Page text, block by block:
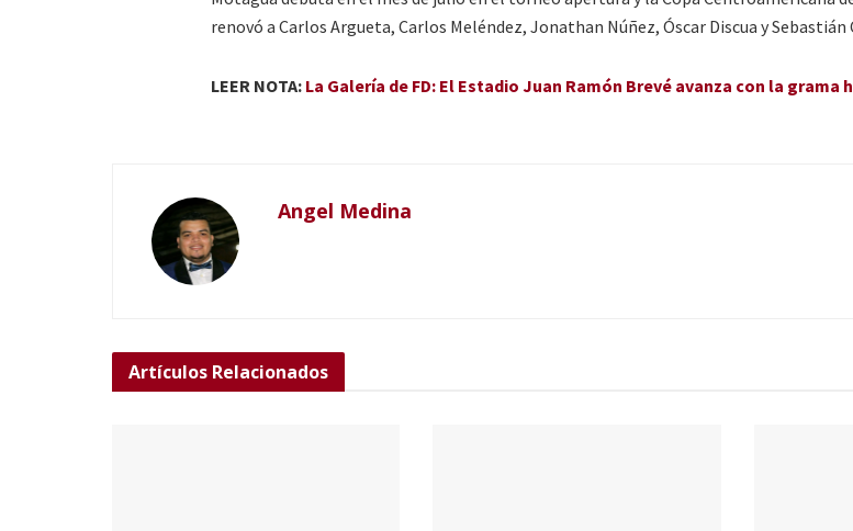
renovó a Carlos Argueta, Carlos Meléndez, Jonathan Núñez, Óscar Discua y Sebastián
LEER NOTA: La Galería de FD: El Estadio Juan Ramón Brevé avanza con la grama
Angel Medina
Artículos Relacionados